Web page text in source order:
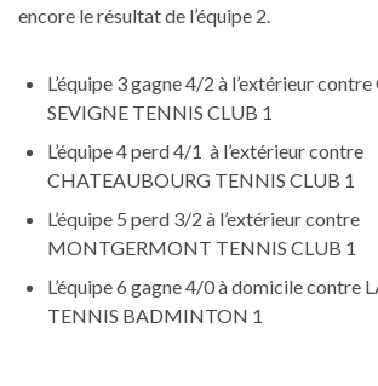
encore le résultat de l’équipe 2.
L’équipe 3 gagne 4/2 à l’extérieur contre
SEVIGNE TENNIS CLUB 1
L’équipe 4 perd 4/1 à l’extérieur contre
CHATEAUBOURG TENNIS CLUB 1
L’équipe 5 perd 3/2 à l’extérieur contre
MONTGERMONT TENNIS CLUB 1
L’équipe 6 gagne 4/0 à domicile contre
TENNIS BADMINTON 1